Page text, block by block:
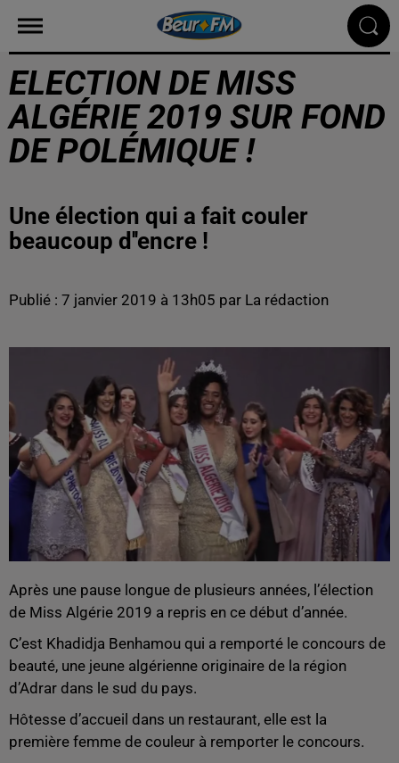
ELECTION DE MISS
ALGÉRIE 2019 SUR FOND
DE POLÉMIQUE !
Une élection qui a fait couler
beaucoup d''encre !
Publié : 7 janvier 2019 à 13h05 par La rédaction
Après une pause longue de plusieurs années, l’élection
de Miss Algérie 2019 a repris en ce début d’année.
C’est Khadidja Benhamou qui a remporté le concours de
beauté, une jeune algérienne originaire de la région
d’Adrar dans le sud du pays.
Hôtesse d’accueil dans un restaurant, elle est la
première femme de couleur à remporter le concours.